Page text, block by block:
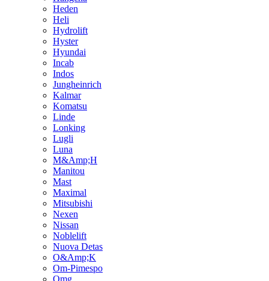
Heden
Heli
Hydrolift
Hyster
Hyundai
Incab
Indos
Jungheinrich
Kalmar
Komatsu
Linde
Lonking
Lugli
Luna
M&Amp;H
Manitou
Mast
Maximal
Mitsubishi
Nexen
Nissan
Noblelift
Nuova Detas
O&Amp;K
Om-Pimespo
Omg